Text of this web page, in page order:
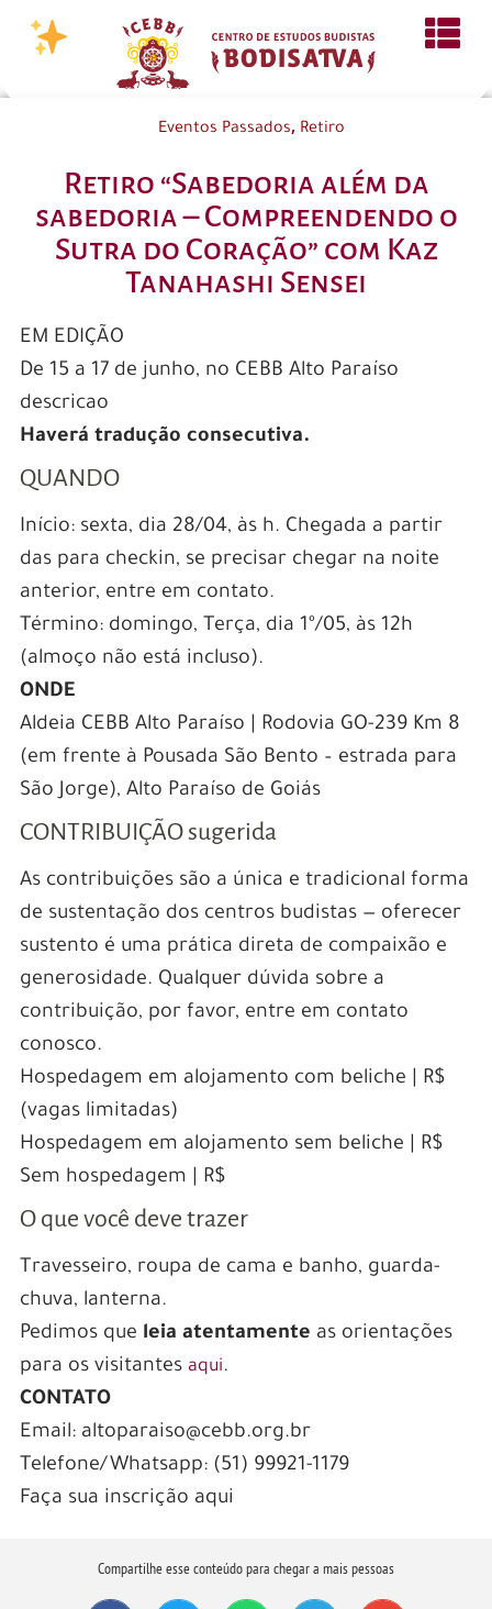
Eventos Passados, Retiro
Retiro “Sabedoria além da
sabedoria – Compreendendo o
Sutra do Coração” com Kaz
Tanahashi Sensei
EM EDIÇÃO
De 15 a 17 de junho, no CEBB Alto Paraíso
descricao
Haverá tradução consecutiva.
QUANDO
Início: sexta, dia 28/04, às h. Chegada a partir
das para checkin, se precisar chegar na noite
anterior, entre em contato.
Término: domingo, Terça, dia 1º/05, às 12h
(almoço não está incluso).
ONDE
Aldeia CEBB Alto Paraíso | Rodovia GO-239 Km 8
(em frente à Pousada São Bento – estrada para
São Jorge), Alto Paraíso de Goiás
CONTRIBUIÇÃO sugerida
As contribuições são a única e tradicional forma
de sustentação dos centros budistas — oferecer
sustento é uma prática direta de compaixão e
generosidade. Qualquer dúvida sobre a
contribuição, por favor, entre em contato
conosco.
Hospedagem em alojamento com beliche | R$
(vagas limitadas)
Hospedagem em alojamento sem beliche | R$
Sem hospedagem | R$
O que você deve trazer
Travesseiro, roupa de cama e banho, guarda-
chuva, lanterna.
Pedimos que leia atentamente as orientações
para os visitantes aqui.
CONTATO
Email: altoparaiso@cebb.org.br
Telefone/Whatsapp: (51) 99921-1179
Faça sua inscrição aqui
Compartilhe esse conteúdo para chegar a mais pessoas